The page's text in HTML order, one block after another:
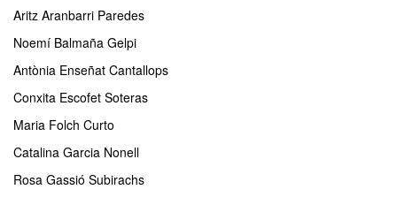
Aritz Aranbarri Paredes
Noemí Balmaña Gelpi
Antònia Enseñat Cantallops
Conxita Escofet Soteras
Maria Folch Curto
Catalina Garcia Nonell
Rosa Gassió Subirachs